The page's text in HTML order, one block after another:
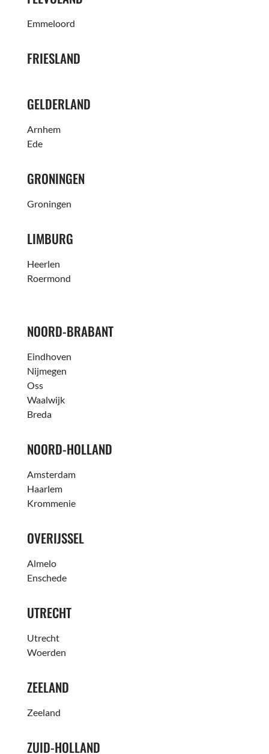
Emmeloord
FRIESLAND
GELDERLAND
Arnhem
Ede
GRONINGEN
Groningen
LIMBURG
Heerlen
Roermond
NOORD-BRABANT
Eindhoven
Nijmegen
Oss
Waalwijk
Breda
NOORD-HOLLAND
Amsterdam
Haarlem
Krommenie
OVERIJSSEL
Almelo
Enschede
UTRECHT
Utrecht
Woerden
ZEELAND
Zeeland
ZUID-HOLLAND